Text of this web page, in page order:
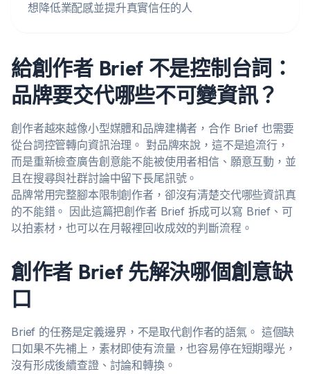
想降低業配感並提升真實信任的人
給創作者 Brief 不是控制台詞：
品牌要交代哪些不可變資訊？
創作者越來越像小型媒體和品牌建構者，合作 Brief 也需要
從台詞控管轉向資訊治理。 對品牌來說，這不是追流行，
而是重新檢查廣告創意能不能被使用者相信、願意互動，並
且在搜尋與社群討論中留下長尾訊號。
品牌常用完整腳本限制創作者，卻沒有清楚交代哪些資訊真
的不能錯。 因此這篇把創作者 Brief 拆成可以寫 Brief、可
以拍素材，也可以在月報裡回收成效的判斷流程。
創作者 Brief 先解決哪個創意缺
口
Brief 的任務是定義邊界，不是取代創作者的語氣。 這個缺
口如果不先補上，素材即使有流量，也容易停在短期曝光，
沒有形成後續查證、討論和轉換。